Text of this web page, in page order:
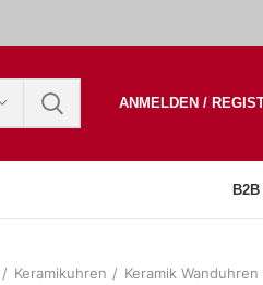
ANMELDEN /
B2B
Keramikuhren Keramik Wanduhren